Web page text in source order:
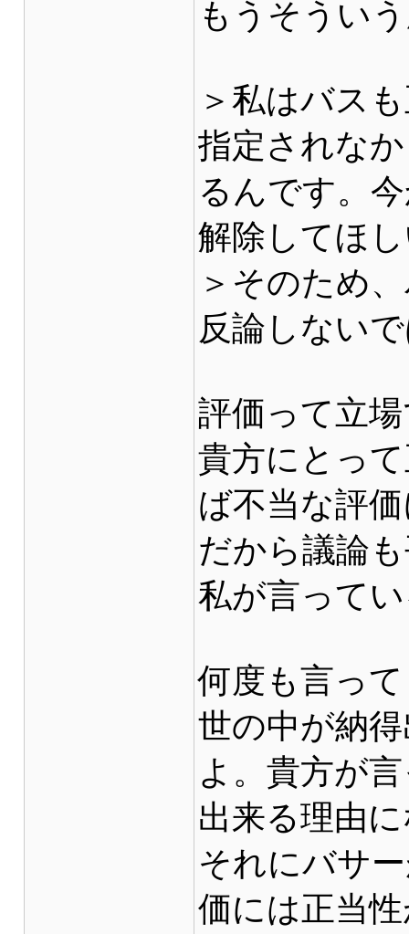
もうそうい
＞私はバス
指定されな
るんです。
解除してほ
＞そのため
反論しない
評価って立
貴方にとっ
ば不当な評
だから議論
私が言って
何度も言っ
世の中が納
よ。貴方が
出来る理由
それにバサ
価には正当